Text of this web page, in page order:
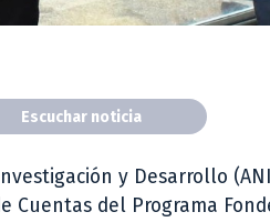
Escuchar noticia
y Desarrollo
Cuentas del Programa